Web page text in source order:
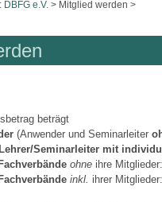
DBFG e.V. > Mitglied werden >
beträgt
(Anwender und Seminarleiter
Seminarleiter mit
ohne ihre
inkl. ihrer